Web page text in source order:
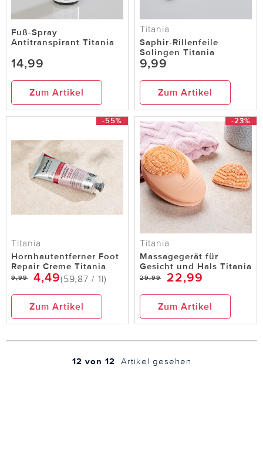
Fuß-Spray
Antitranspirant Titania
14,99
Zum Artikel
Titania
Saphir-Rillenfeile
Solingen Titania
9,99
Zum Artikel
-55%
Titania
Hornhautentferner Foot
Repair Creme Titania
9,99 4,49(59,87 / 1l)
Zum Artikel
-23%
Titania
Massagegerät für
Gesicht und Hals Titania
29,99 22,99
Zum Artikel
12 von 12 Artikel gesehen